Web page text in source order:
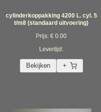
cylinderkoppakking 4200 L. cyl. 5
t/m8 (standaard uitvoering)
Prijs: € 0.00
Levertijd:
Bekijken +